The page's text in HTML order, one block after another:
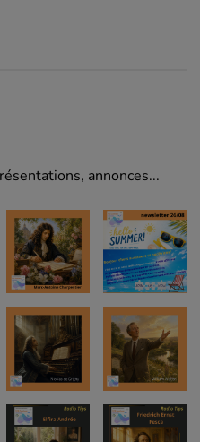
annonces...